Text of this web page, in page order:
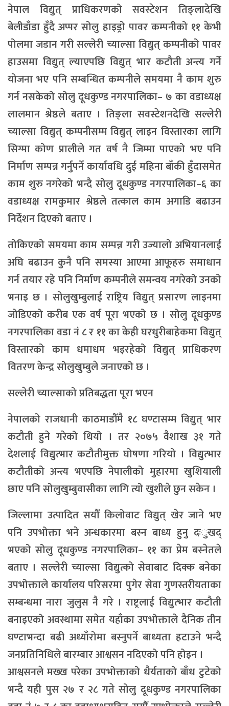
नेपाल विद्युत् प्राधिकरणको सवस्टेशन तिङ्लादेखि
बेलीडाँडा हुँदै अप्पर सोलु हाइड्रो पावर कम्पनीको ११ केभी
पोलमा जडान गरी सल्लेरी च्याल्सा विद्युत् कम्पनीको पावर
हाउसमा विद्युत् ल्याएपछि विद्युत् भार कटौती अन्त्य गर्ने
योजना भए पनि सम्बन्धित कम्पनीले समयमा नै काम शुरु
गर्न नसकेको सोलु दूधकुण्ड नगरपालिका– ७ का वडाध्यक्ष
लालमान श्रेष्ठले बताए । तिङ्ला सवस्टेशनदेखि सल्लेरी
च्याल्सा विद्युत् कम्पनीसम्म विद्युत् लाइन विस्तारका लागि
सिग्मा कोण प्रालीले गत वर्ष नै जिम्मा पाएको भए पनि
निर्माण सम्पन्न गर्नुपर्ने कार्यावधि दुई महिना बाँकी हुँदासमेत
काम शुरु नगरेको भन्दै सोलु दूधकुण्ड नगरपालिका–६ का
वडाध्यक्ष रामकुमार श्रेष्ठले तत्काल काम अगाडि बढाउन
निर्देशन दिएको बताए ।
तोकिएको समयमा काम सम्पन्न गरी उज्यालो अभियानलाई
अघि बढाउन कुनै पनि समस्या आएमा आफूहरु समाधान
गर्न तयार रहे पनि निर्माण कम्पनीले समन्वय नगरेको उनको
भनाइ छ । सोलुखुम्बुलाई राष्ट्रिय विद्युत् प्रसारण लाइनमा
जोडिएको करीब एक वर्ष पूरा भएको छ । सोलु दूधकुण्ड
नगरपालिका वडा नं ८ र ११ का केही घरधुरीबाहेकमा विद्युत्
विस्तारको काम धमाधम भइरहेको विद्युत् प्राधिकरण
वितरण केन्द्र सोलुखुम्बुले जनाएको छ ।
सल्लेरी च्याल्साको प्रतिबद्धता पूरा भएन
नेपालको राजधानी काठमाडौँमै १८ घण्टासम्म विद्युत् भार
कटौती हुने गरेको थियो । तर २०७५ वैशाख ३१ गते
देशलाई विद्युत्भार कटौतीमुक्त घोषणा गरियो । विद्युत्भार
कटौतीको अन्त्य भएपछि नेपालीको मुहारमा खुशियाली
छाए पनि सोलुखुम्बुवासीका लागि त्यो खुशीले छुन सकेन ।
जिल्लामा उत्पादित सयौँ किलोवाट विद्युत् खेर जाने भए
पनि उपभोक्ता भने अन्धकारमा बस्न बाध्य हुनु दःुखद्
भएको सोलु दूधकुण्ड नगरपालिका– ११ का प्रेम बस्नेतले
बताए । सल्लेरी च्याल्सा विद्युत्को सेवाबाट दिक्क बनेका
उपभोक्ताले कार्यालय परिसरमा पुगेर सेवा गुणस्तरीयताका
सम्बन्धमा नारा जुलुस नै गरे । राष्ट्रलाई विद्युत्भार कटौती
बनाइएको अवस्थामा समेत यहाँका उपभोक्ताले दैनिक तीन
घण्टाभन्दा बढी अध्याँरोमा बस्नुपर्ने बाध्यता हटाउने भन्दै
जनप्रतिनिधिले बारम्बार आश्वसन नदिएको पनि होइन ।
आश्वसनले मख्ख परेका उपभोक्ताको धैर्यताको बाँध टुटेको
भन्दै यही पुस २७ र २८ गते सोलु दूधकुण्ड नगरपालिका